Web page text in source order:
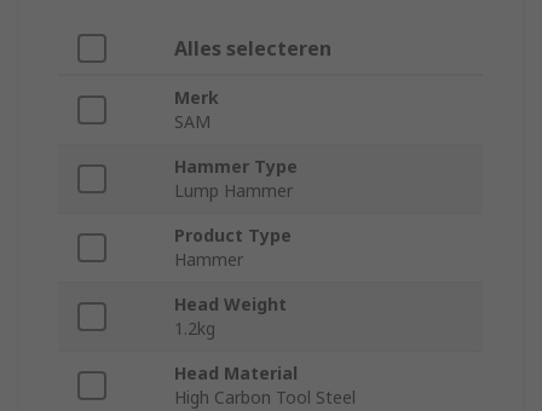
Alles selecteren
Merk
SAM
Hammer Type
Lump Hammer
Product Type
Hammer
Head Weight
1.2kg
Head Material
High Carbon Tool Steel